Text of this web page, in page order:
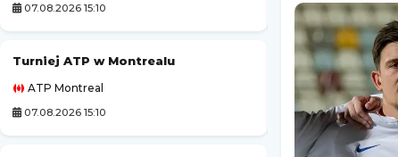
07.08.2026 15:10
Turniej ATP w Montrealu
ATP Montreal
07.08.2026 15:10
07.08.2026 23:00
Córdoba CF -
Mecz towarzyski
07.08.2026 12:30